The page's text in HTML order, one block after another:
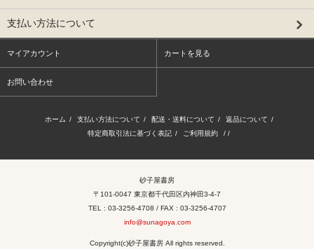
支払い方法について
マイアカウント カートを見る
お問い合わせ
ホーム / 支払い方法について / 配送・送料について / 返品について /
特定商取引法に基づく表記 / ご利用規約 / /
砂子屋書房
〒101-0047 東京都千代田区内神田3-4-7
TEL : 03-3256-4708 / FAX : 03-3256-4707
info@sunagoya.com
Copyright(c)砂子屋書房 All rights reserved.